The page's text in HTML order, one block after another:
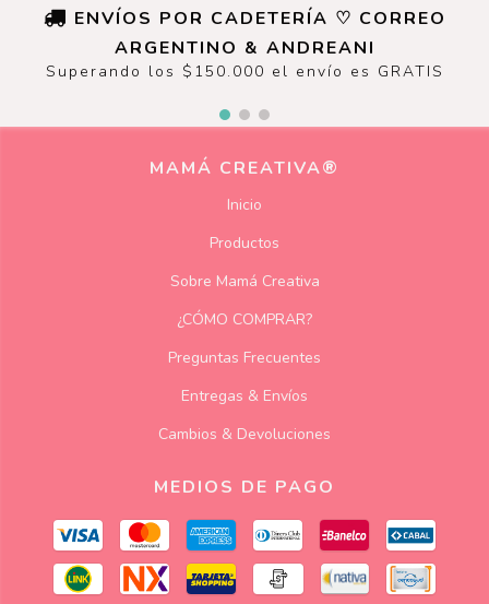
ENVÍOS POR CADETERÍA ♡ CORREO
ARGENTINO & ANDREANI
Superando los $150.000 el envío es GRATIS
MAMÁ CREATIVA®
Inicio
Productos
Sobre Mamá Creativa
¿CÓMO COMPRAR?
Preguntas Frecuentes
Entregas & Envíos
Cambios & Devoluciones
MEDIOS DE PAGO